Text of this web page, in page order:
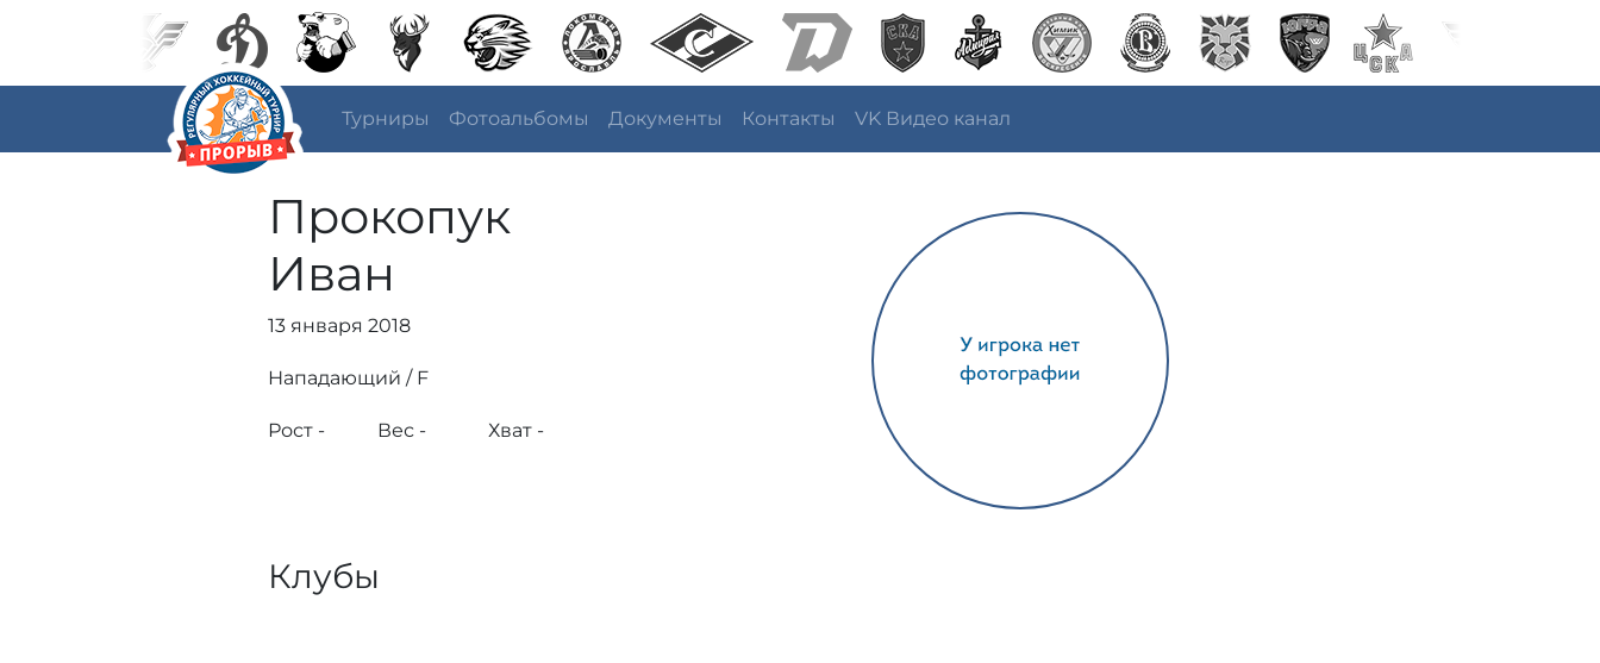
Турниры Фотоальбомы Документы Контакты VK Видео канал
Прокопук
Иван
13 января 2018
Нападающий / F
Рост - Вес - Хват -
Клубы